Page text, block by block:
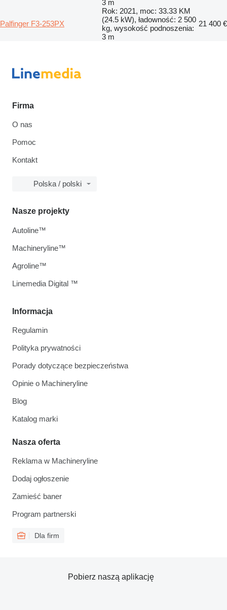
3 m
Palfinger F3-253PX
Rok: 2021, moc: 33.33 KM
(24.5 kW), ładowność: 2 500
kg, wysokość podnoszenia:
3 m
21 400 €
Firma
O nas
Pomoc
Kontakt
Polska / polski
Informacja
Regulamin
Polityka prywatności
Porady dotyczące bezpieczeństwa
Opinie o Machineryline
Blog
Katalog marki
Nasza oferta
Reklama w Machineryline
Dodaj ogłoszenie
Zamieść baner
Program partnerski
Dla firm
Nasze projekty
Autoline™
Machineryline™
Agroline™
Linemedia Digital ™
Pobierz naszą aplikację